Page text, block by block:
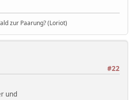
zur Paarung? (Loriot)
#22
und